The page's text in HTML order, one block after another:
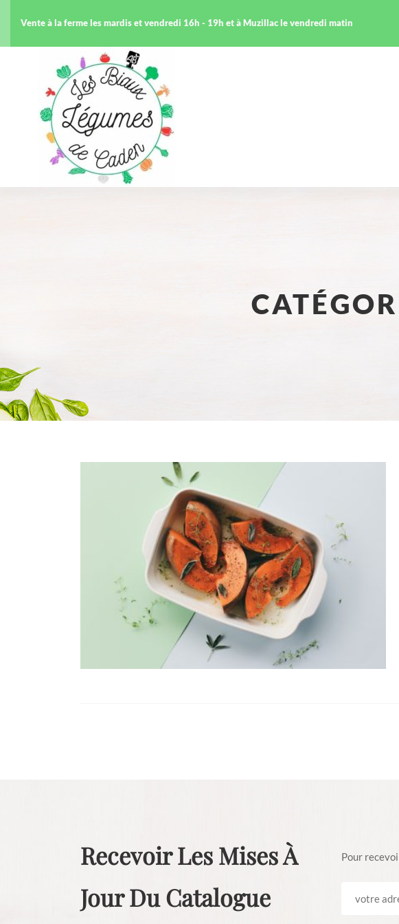
Vente à la ferme les mardis et vendredi 16h - 19h et à Muzillac le vendredi matin
Recevoir Les Mises À
Jour Du Catalogue
Pour